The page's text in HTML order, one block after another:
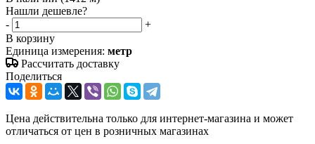
Нашли дешевле?
-
+
В корзину
Единица измерения: метр
Рассчитать доставку
Поделиться
Цена действительна только для интернет-магазина и может
отличаться от цен в розничных магазинах